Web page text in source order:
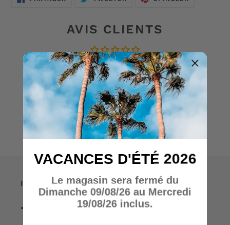
SUR
AVIS CLIENTS
Soyez le premier à écrire un avis
Écrire un avis
Informations
• A propos de nous
VACANCES D'ÉTÉ 2026
Le magasin sera fermé du
Dimanche 09/08/26 au Mercredi
19/08/26 inclus.